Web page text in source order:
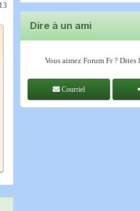
Dire à un ami
Vous aimez Forum Fr ? Dites
Courriel